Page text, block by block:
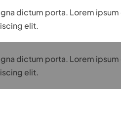
dictum porta. Lorem
elit.
dictum porta. Lorem
elit.